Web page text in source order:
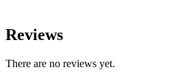
Reviews
There are no reviews yet.